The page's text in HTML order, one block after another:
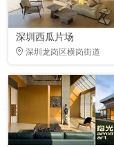
深圳西瓜片场
深圳龙岗区横岗街道